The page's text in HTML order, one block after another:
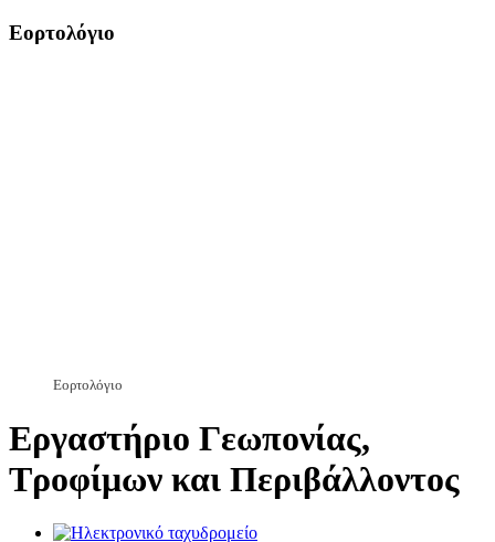
Εορτολόγιο
Εορτολόγιο
Εργαστήριο Γεωπονίας,
Τροφίμων και Περιβάλλοντος